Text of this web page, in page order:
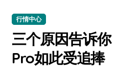
行情中心
三个原因告诉
Pro如此受追捧